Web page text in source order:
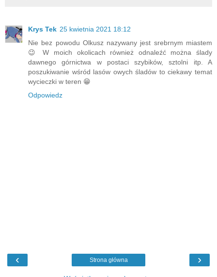
Krys Tek 25 kwietnia 2021 18:12
Nie bez powodu Olkusz nazywany jest srebrnym miastem
😉 W moich okolicach również odnaleźć można ślady
dawnego górnictwa w postaci szybików, sztolni itp. A
poszukiwanie wśród lasów owych śladów to ciekawy temat
wycieczki w teren 😁
Odpowiedz
‹ ›
Strona główna